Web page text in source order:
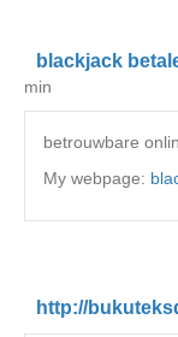
blackjack
min
betrouwbare
My webpage:
http://